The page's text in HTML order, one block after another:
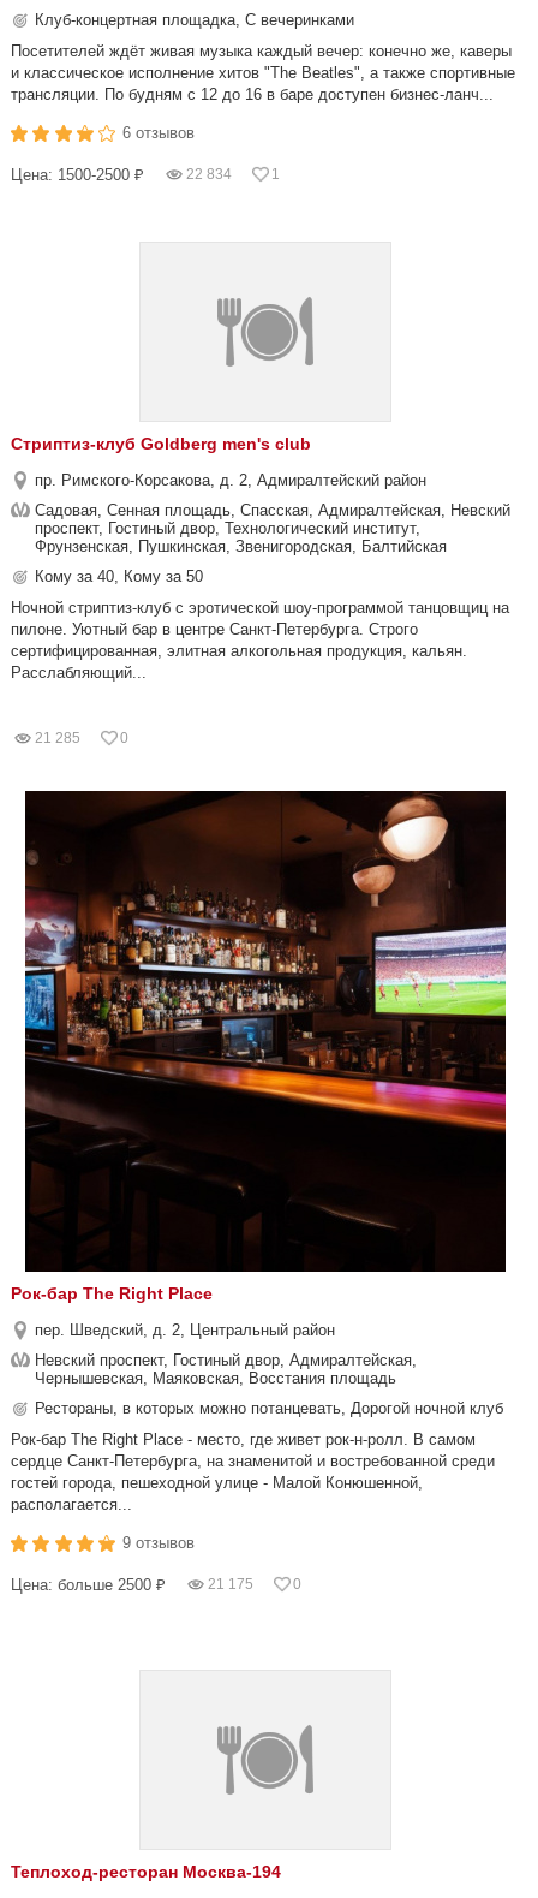
Клуб-концертная площадка, С вечеринками
Посетителей ждёт живая музыка каждый вечер: конечно же, каверы
и классическое исполнение хитов "The Beatles", а также спортивные
трансляции. По будням с 12 до 16 в баре доступен бизнес-ланч...
6 отзывов
Цена: 1500-2500 ₽ 22 834 1
Стриптиз-клуб Goldberg men's club
пр. Римского-Корсакова, д. 2, Адмиралтейский район
Садовая, Сенная площадь, Спасская, Адмиралтейская, Невский
проспект, Гостиный двор, Технологический институт,
Фрунзенская, Пушкинская, Звенигородская, Балтийская
Кому за 40, Кому за 50
Ночной стриптиз-клуб с эротической шоу-программой танцовщиц на
пилоне. Уютный бар в центре Санкт-Петербурга. Строго
сертифицированная, элитная алкогольная продукция, кальян.
Расслабляющий...
21 285 0
Рок-бар The Right Place
пер. Шведский, д. 2, Центральный район
Невский проспект, Гостиный двор, Адмиралтейская,
Чернышевская, Маяковская, Восстания площадь
Рестораны, в которых можно потанцевать, Дорогой ночной клуб
Рок-бар The Right Place - место, где живет рок-н-ролл. В самом
сердце Санкт-Петербурга, на знаменитой и востребованной среди
гостей города, пешеходной улице - Малой Конюшенной,
располагается...
9 отзывов
Цена: больше 2500 ₽ 21 175 0
Теплоход-ресторан Москва-194